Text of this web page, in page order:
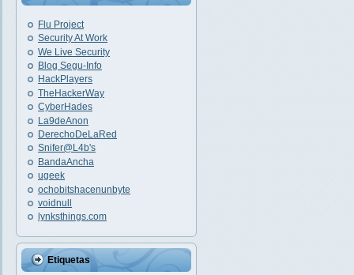
Flu Project
Security At Work
We Live Security
Blog Segu-Info
HackPlayers
TheHackerWay
CyberHades
La9deAnon
DerechoDeLaRed
Snifer@L4b's
BandaAncha
ugeek
ochobitshacenunbyte
voidnull
lynksthings.com
Etiquetas